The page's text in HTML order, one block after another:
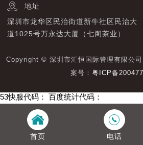
地址
深圳市龙华区民治街道新牛社区民治大
道1025号万永达大厦（七阁茶业）
Copyright © 深圳市汇恒国际管理有限公
案号： 粤ICP备
首页 电话
53快服代码： 百度统计代码：